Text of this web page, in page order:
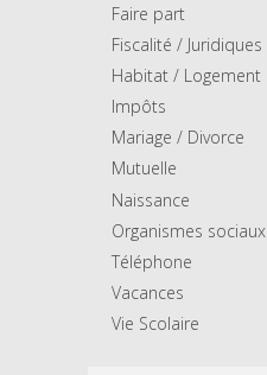
Faire part
Fiscalité / Juridiques
Habitat / Logement
Impôts
Mariage / Divorce
Mutuelle
Naissance
Organismes sociaux
Téléphone
Vacances
Vie Scolaire